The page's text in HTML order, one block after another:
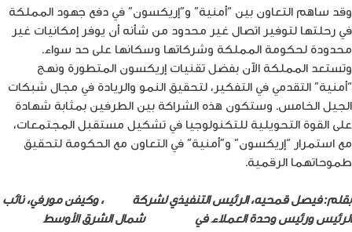
وقد ساهم التعاون بين “أمنية” و”إريكسون” في دفع جهود المملكة
في رحلتها لتوفير اتصال غير محدود من شأنه أن يوفر إمكانيات غير
محدودة لحكومة المملكة وشركاتها وسكانها على حد سواء.
وتستعد المملكة الآن بفضل تقنيات إريكسون المتطورة ونهج
“أمنية” التقدمي في التفكير، لتحقيق النمو والريادة في مجال شبكات
الجيل الخامس. وستكون هذه الشراكة بين الطرفين بمثابة شهادة
على القوة التحويلية للتكنولوجيا في تشكيل مستقبل المجتمعات،
مع استمرار “إريكسون” و”أمنية” في التعاون مع الحكومة لتحقيق
طموحاتهما الرقمية.
بقلم: فيصل قمحيه، الرئيس التنفيذي لشركة أمنية، وكيفن مورفي، نائب
الرئيس ورئيس وحدة العملاء في
شمال الشرق الأوسط